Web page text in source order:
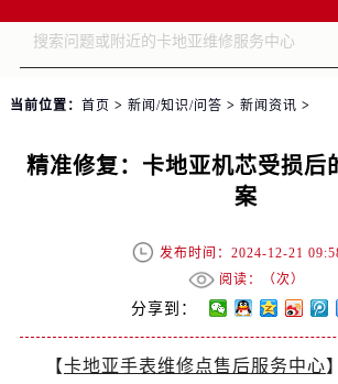
当前位置： 首页 > 新闻/知识/问答 > 新闻资讯 >
精准修复：卡地亚机芯受损后
案
发布时间：2024-12-21
阅读：（次）
分享到：
【卡地亚手表维修点售后服务中心